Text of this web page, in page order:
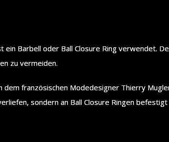
Barbell oder Ball Closure Ring verwendet.
zu vermeiden.
dem französischen Modedesigner Thierry
sondern an Ball Closure Ringen befestigt